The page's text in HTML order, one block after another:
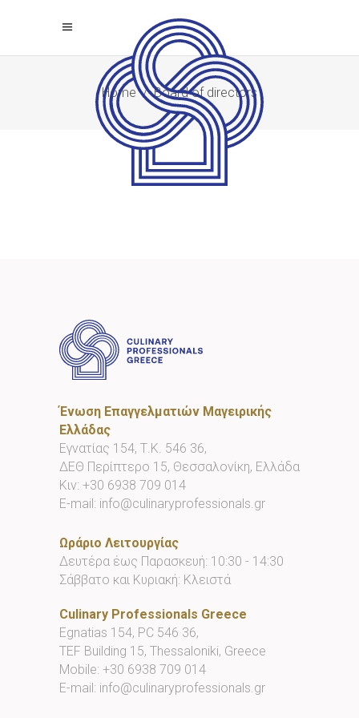
Home/Board of directors
Ένωση Επαγγελματιών Μαγειρικής
Ελλάδας
Εγνατίας 154, Τ.Κ. 546 36,
ΔΕΘ Περίπτερο 15, Θεσσαλονίκη, Ελλάδα
Κιν: +30 6938 709 014
E-mail: info@culinaryprofessionals.gr
Ωράριο Λειτουργίας
Δευτέρα έως Παρασκευή: 10:30 - 14:30
Σάββατο και Κυριακή: Κλειστά
Culinary Professionals Greece
Egnatias 154, PC 546 36,
TEF Building 15, Thessaloniki, Greece
Mobile: +30 6938 709 014
E-mail: info@culinaryprofessionals.gr